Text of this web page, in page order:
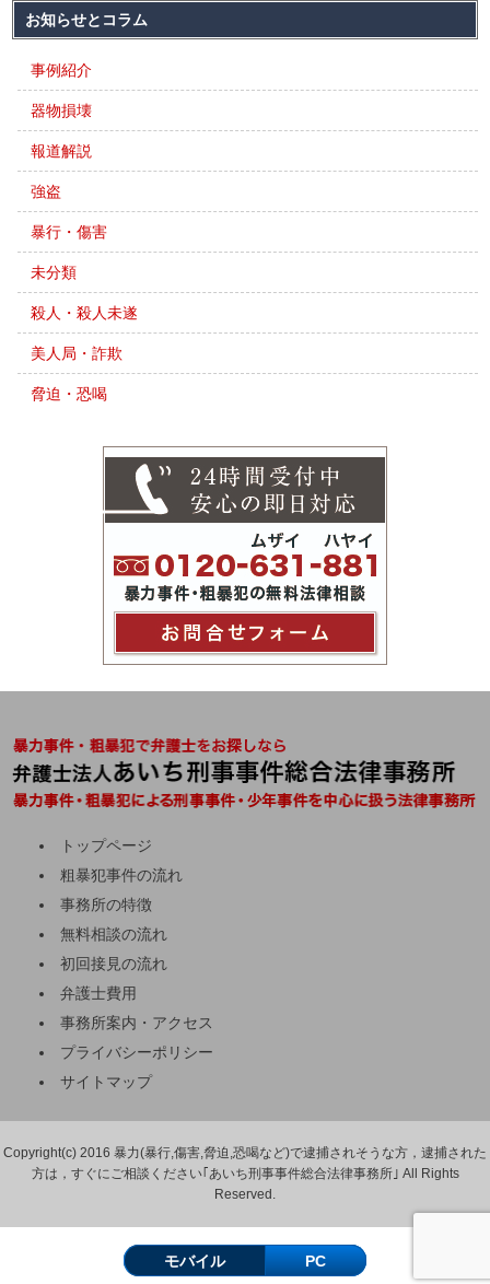
お知らせとコラム
事例紹介
器物損壊
報道解説
強盗
暴行・傷害
未分類
殺人・殺人未遂
美人局・詐欺
脅迫・恐喝
トップページ
粗暴犯事件の流れ
事務所の特徴
無料相談の流れ
初回接見の流れ
弁護士費用
事務所案内・アクセス
プライバシーポリシー
サイトマップ
Copyright(c) 2016 暴力(暴行,傷害,脅迫,恐喝など)で逮捕されそうな方，逮捕された
方は，すぐにご相談ください｢あいち刑事事件総合法律事務所｣ All Rights
Reserved.
モバイル PC